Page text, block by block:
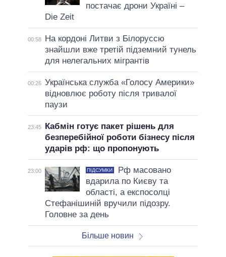
постачає дрони Україні –
Die Zeit
00:58
На кордоні Литви з Білоруссю
знайшли вже третій підземний тунель
для нелегальних мігрантів
00:26 Українська служба «Голосу Америки»
відновлює роботу після тривалої
паузи
23:45
Кабмін готує пакет рішень для
безперебійної роботи бізнесу після
ударів рф: що пропонують
23:00 ПІДСУМКИ
Рф масовано
вдарила по Києву та
області, а експосолці
Стефанішиній вручили підозру.
Головне за день
Більше новин